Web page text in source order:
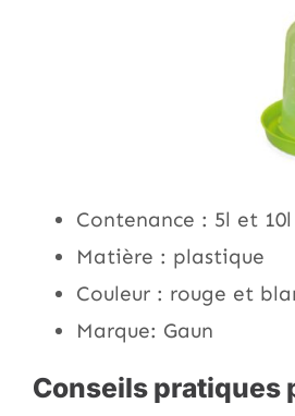
Contenance : 5l et 10l
Matière : plastique
Couleur : rouge et
Marque: Gaun
Conseils pratiques